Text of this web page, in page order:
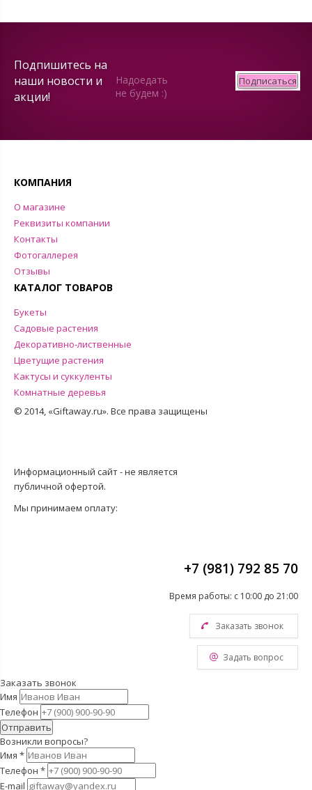
Подпишитесь на
наши новости и
акции!
Надоедать
не будем :)
Подписаться
КОМПАНИЯ
О магазине
Реквизиты компании
Контакты
Фотогаллерея
Отзывы
КАТАЛОГ ТОВАРОВ
Букеты
Садовые растения
Декоративно-лиственные
Цветущие растения
Кактусы и суккуленты
Комнатные деревья
© 2014, «Giftaway.ru». Все права защищены
Информационный сайт - не является
публичной офертой.
Мы принимаем оплату:
+7 (981) 792 85 70
Время работы: с 10:00 до 21:00
Заказать звонок
Задать вопрос
Заказать звонок
Имя
Телефон
Отправить
Возникли вопросы?
Имя *
Телефон *
E-mail